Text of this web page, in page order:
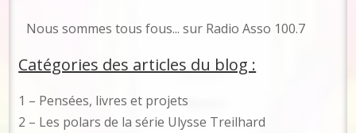
Nous sommes tous fous... sur Radio Asso 100.7
Catégories des articles du blog :
1 – Pensées, livres et projets
2 – Les polars de la série Ulysse Treilhard